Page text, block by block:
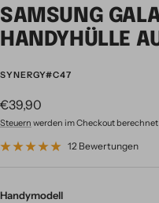
SAMSUNG
HANDYHÜLLE
SYNERGY#C47
Angebotspreis
€39,90
Steuern werden im Checkout berechnet
12 Bewertungen
Handymodell